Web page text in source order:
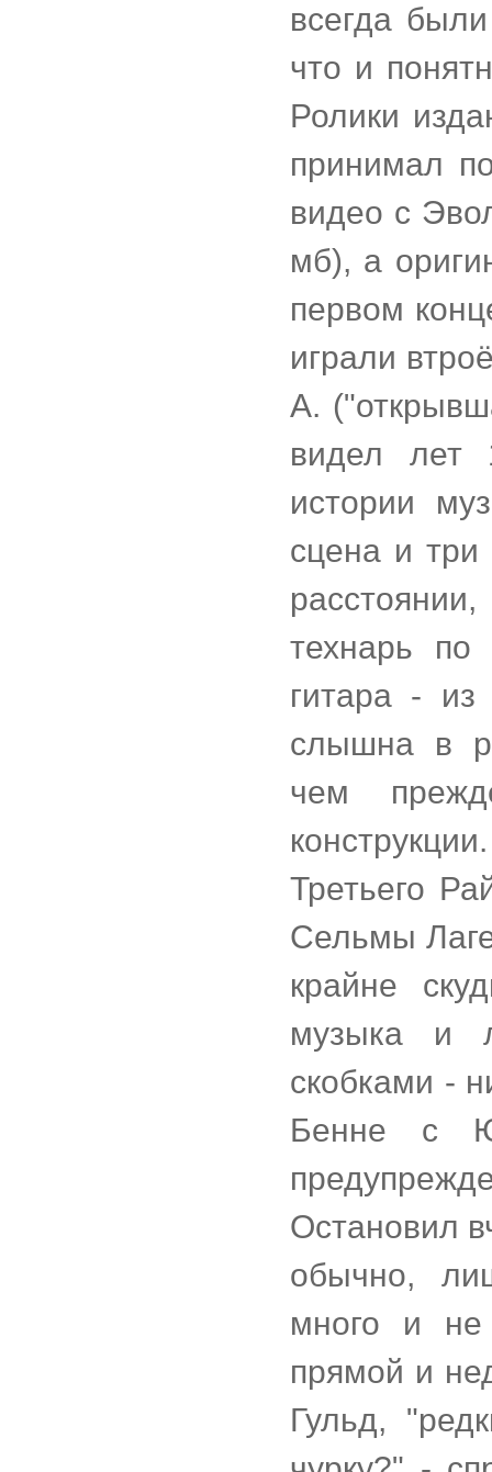
всегда
что и
Ролики
принимал
видео с
мб), а
первом
играли
А.
видел лет
истории
сцена и три
технарь
гитара -
слышна в
чем
Третьего
Сельмы
крайне
музыка и
скобками -
Бенне с
Остановил
обычно,
много и не
прямой и
Гульд,